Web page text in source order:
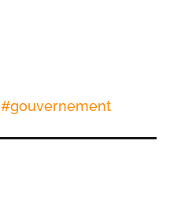
#gouvernement